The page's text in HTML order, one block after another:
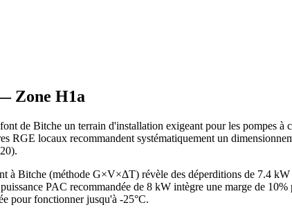
Zone H1a
de Bitche un terrain d'installation exigeant pour les pompes à
RGE locaux recommandent systématiquement un
à Bitche (méthode G×V×ΔT) révèle des déperditions de 7.4
PAC recommandée de 8 kW intègre une marge de
pour fonctionner jusqu'à -25°C.